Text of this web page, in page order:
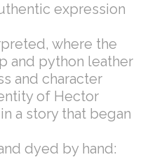
expression
where the
and python leather
and character
of Hector
a story that began
dyed by hand: